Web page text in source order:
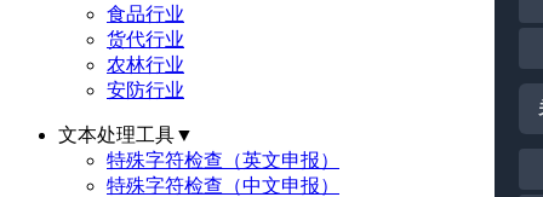
食品行业
货代行业
农林行业
安防行业
文本处理工具▼
特殊字符检查（英文申报）
特殊字符检查（中文申报）